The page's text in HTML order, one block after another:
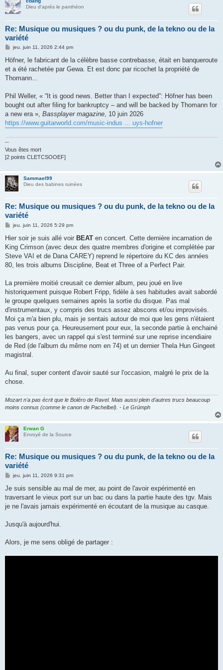
Dieu d'après le panthéon
Re: Musique ou musiques ? ou du punk, de la tekno ou de la
variété
M
s
a
g
jeu. juin 11, 2026 2:44 pm
Höfner, le fabricant de la célèbre basse contrebasse, était en banqueroute
et a été rachetée par Gewa. Et est donc par ricochet la propriété de
Thomann...
Phil Weller, « “It is good news. Better than I expected”: Höfner has been
bought out after filing for bankruptcy – and will be backed by Thomann for
a new era », Bassplayer magazine, 10 juin 2026
https://www.guitarworld.com/music-indus ... uys-hofner
--
Vous êtes mort
[2 points CLETCSOOEF]
Sammael99
Dieu des babines ruinées
Re: Musique ou musiques ? ou du punk, de la tekno ou de la
variété
M
s
a
g
jeu. juin 11, 2026 5:29 pm
Hier soir je suis allé voir BEAT en concert. Cette dernière incarnation de
King Crimson (avec deux des quatre membres d'origine et complétée par
Steve VAI et de Dana CAREY) reprend le répertoire du KC des années
80, les trois albums Discipline, Beat et Three of a Perfect Pair.
La première moitié creusait ce dernier album, peu joué en live
historiquement puisque Robert Fripp, fidèle à ses habitudes avait sabordé
le groupe quelques semaines après la sortie du disque. Pas mal
d'instrumentaux, y compris des trucs assez abscons et/ou improvisés.
Moi ça m'a bien plu, mais je sentais autour de moi que les gens n'étaient
pas venus pour ça. Heureusement pour eux, la seconde partie à enchainé
les bangers, avec un rappel qui s'est terminé sur une reprise incendiaire
de Red (de l'album du même nom en 74) et un dernier Thela Hun Gingeet
magistral.
Au final, super content d'avoir sauté sur l'occasion, malgré le prix de la
chose.
Mozart n'a pas écrit que le Boléro de Ravel. Mais aussi plein d'autres trucs beaucoup
moins connus (comme le canon de Pachelbel). - Le Grümph
Erwan G
Envoyé de la Source
Re: Musique ou musiques ? ou du punk, de la tekno ou de la
variété
M
s
a
g
jeu. juin 11, 2026 9:31 pm
Je suis sensible au mal de mer, au point de l'avoir expérimenté en
traversant le vieux port sur un bac ou dans la partie haute des tgv. Mais
je ne l'avais jamais expérimenté en écoutant de la musique au casque.
Jusqu'à aujourd'hui.
Alors, je me sens obligé de partager :